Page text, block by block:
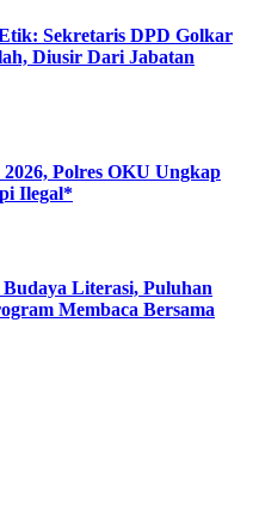
Sekretaris DPD Golkar
Diusir Dari Jabatan
Polres OKU Ungkap
Ilegal*
Literasi, Puluhan
Membaca Bersama